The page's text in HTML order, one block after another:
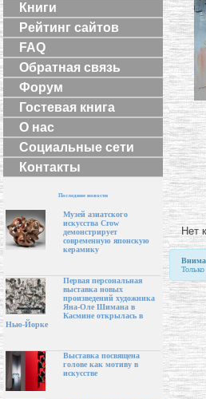
Книги
Рейтинг сайтов
FAQ
Обратная связь
Форум
Гостевая книга
О нас
Социальные сети
Контакты
Последние новости
Музей азиатского
искусства Crow
демонстрирует
современную японскую
керамику
Первая персональная
выставка новых
произведений художника
Яна-Оле Шимана в
Касмине открылась в
Нью-Йорке
Выставка посвящена
голове как мотиву в
искусстве
Нет
Только